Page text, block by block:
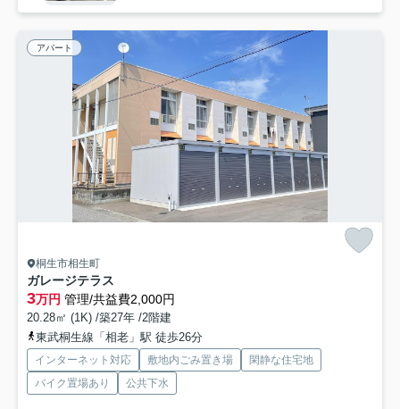
アパート
桐生市相生町
ガレージテラス
3万円 管理/共益費2,000円
20.28㎡ (1K) /築27年 /2階建
東武桐生線「相老」駅 徒歩26分
インターネット対応 敷地内ごみ置き場
閑静な住宅地
バイク置場あり
公共下水